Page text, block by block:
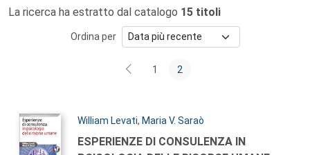
La ricerca ha estratto dal catalogo 15 titoli
Ordina per
1 2
Autori:
William Levati, Maria V. Saraò
Titolo:
ESPERIENZE DI CONSULENZA IN